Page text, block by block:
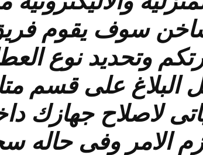
سوف يقوم فريق
وتحديد نوع
البلاغ على قسم
لاصلاح جهازك
الامر وفى حاله